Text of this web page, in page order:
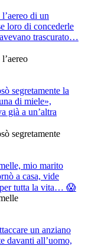
di un
loro di concederle
trascurato…
segretamente la
di miele»,
già a un’altra
segretamente
mio marito
a casa, vide
per tutta la vita… 😱
un anziano
davanti all’uomo,